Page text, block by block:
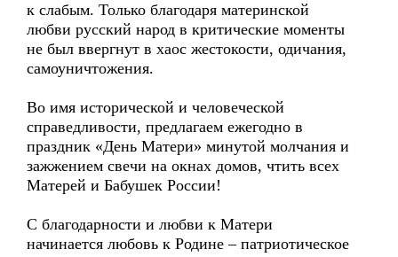
к слабым. Только благодаря материнской
любви русский народ в критические моменты
не был ввергнут в хаос жестокости, одичания,
самоуничтожения.
Во имя исторической и человеческой
справедливости, предлагаем ежегодно в
праздник «День Матери» минутой молчания и
зажжением свечи на окнах домов, чтить всех
Матерей и Бабушек России!
С благодарности и любви к Матери
начинается любовь к Родине – патриотическое